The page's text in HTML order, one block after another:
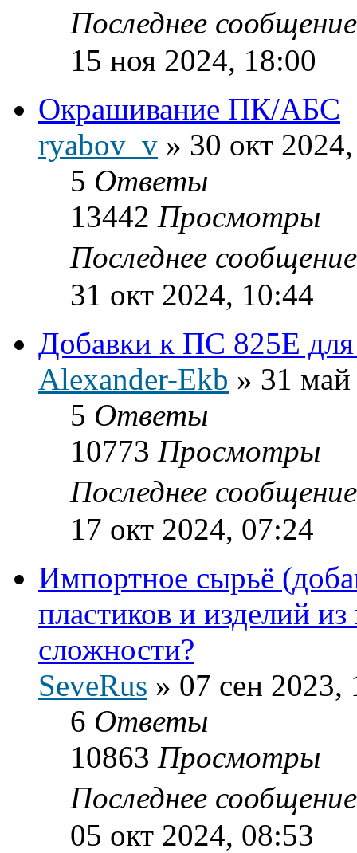
Последнее
15 ноя 2024, 18:00
Окрашивание ПК/АБС
ryabov_v » 30 окт
5 Ответы
13442 Просмотры
Последнее
31 окт 2024, 10:44
Добавки к ПС 825E
Alexander-Ekb » 31
5 Ответы
10773 Просмотры
Последнее
17 окт 2024, 07:24
Импортное сырьё
пластиков и изделий
сложности?
SeveRus » 07 сен 2023,
6 Ответы
10863 Просмотры
Последнее
05 окт 2024, 08:53